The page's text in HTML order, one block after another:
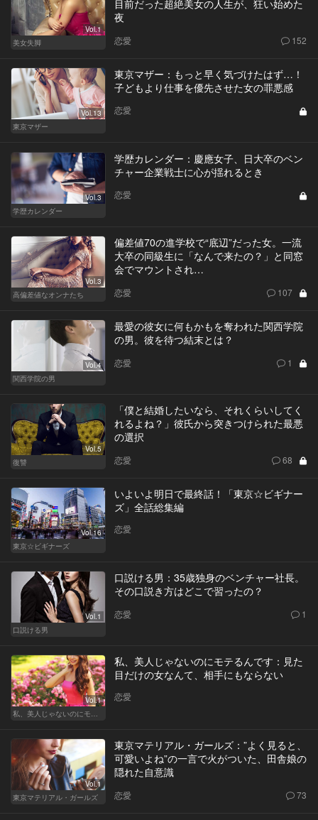
Vol.1
美女失脚
目前だった超絶美女の人生が、狂い始めた
夜
恋愛 152
Vol.13
東京マザー
東京マザー：もっと早く気づけたはず…！
子どもより仕事を優先させた女の罪悪感
恋愛
Vol.3
学歴カレンダー
学歴カレンダー：慶應女子、日大卒のベン
チャー企業戦士に心が揺れるとき
恋愛
Vol.3
高偏差値なオンナたち
偏差値70の進学校で“底辺”だった女。一流
大卒の同級生に「なんで来たの？」と同窓
会でマウントされ…
恋愛 107
Vol.4
関西学院の男
最愛の彼女に何もかもを奪われた関西学院
の男。彼を待つ結末とは？
恋愛 1
Vol.5
復讐
「僕と結婚したいなら、それくらいしてく
れるよね？」彼氏から突きつけられた最悪
の選択
恋愛 68
Vol.16
東京☆ビギナーズ
いよいよ明日で最終話！「東京☆ビギナー
ズ」全話総集編
恋愛
Vol.1
口説ける男
口説ける男：35歳独身のベンチャー社長。
その口説き方はどこで習ったの？
恋愛 1
Vol.1
私、美人じゃないのにモテるんです：見た
目だけの女なんて、相手にもならない
恋愛
Vol.1
東京マテリアル・ガールズ
東京マテリアル・ガールズ：”よく見ると、
可愛いよね”の一言で火がついた、田舎娘の
隠れた自意識
恋愛 73